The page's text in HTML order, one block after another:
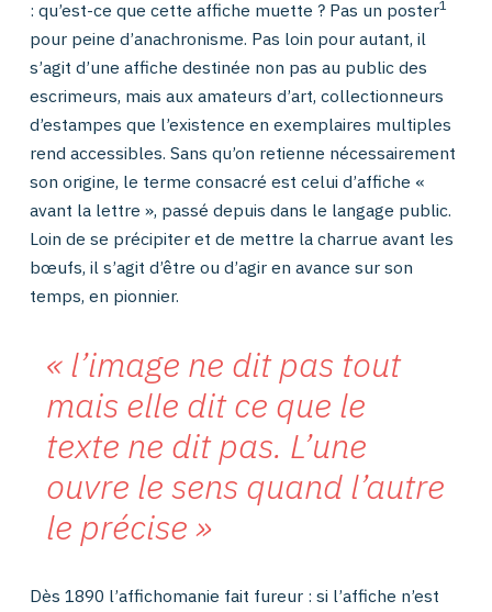
: qu’est-ce que cette affiche muette ? Pas un poster1
pour peine d’anachronisme. Pas loin pour autant, il
s’agit d’une affiche destinée non pas au public des
escrimeurs, mais aux amateurs d’art, collectionneurs
d’estampes que l’existence en exemplaires multiples
rend accessibles. Sans qu’on retienne nécessairement
son origine, le terme consacré est celui d’affiche «
avant la lettre », passé depuis dans le langage public.
Loin de se précipiter et de mettre la charrue avant les
bœufs, il s’agit d’être ou d’agir en avance sur son
temps, en pionnier.
l’image ne dit pas tout
mais elle dit ce que le
texte ne dit pas. L’une
ouvre le sens quand l’autre
le précise
Dès 1890 l’affichomanie fait fureur : si l’affiche n’est